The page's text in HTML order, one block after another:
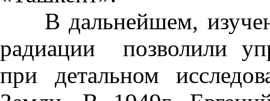
В дальнейшем,
радиации позволили
при детальном